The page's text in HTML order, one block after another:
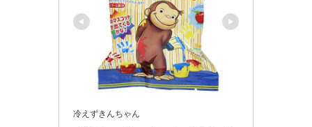
冷えずきんちゃん